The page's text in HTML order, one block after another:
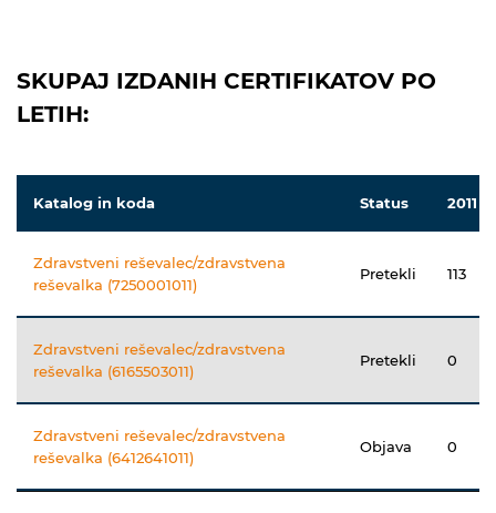
SKUPAJ IZDANIH CERTIFIKATOV PO
LETIH:
Katalog in koda Status 2011
Zdravstveni reševalec/zdravstvena
reševalka (7250001011)
Pretekli 113
Zdravstveni reševalec/zdravstvena
reševalka (6165503011)
Pretekli 0
Zdravstveni reševalec/zdravstvena
reševalka (6412641011)
Objava 0